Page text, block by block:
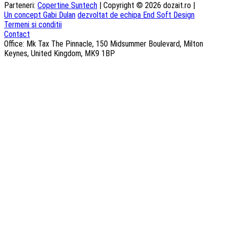
Parteneri: Copertine Suntech | Copyright © 2026 dozait.ro |
Un concept Gabi Dulan dezvoltat de echipa End Soft Design
Termeni si conditii
Contact
Office: Mk Tax The Pinnacle, 150 Midsummer Boulevard, Milton
Keynes, United Kingdom, MK9 1BP